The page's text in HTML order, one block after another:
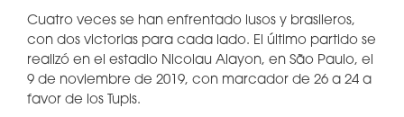
Cuatro veces se han enfrentado lusos y brasileros,
con dos victorias para cada lado. El último partido se
realizó en el estadio Nicolau Alayon, en São Paulo, el
9 de noviembre de 2019, con marcador de 26 a 24 a
favor de los Tupis.